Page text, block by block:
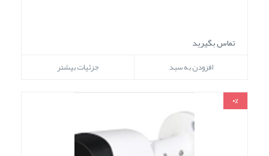
تماس بگیرید
افزودن به سبد جزئیات بیشتر
0%